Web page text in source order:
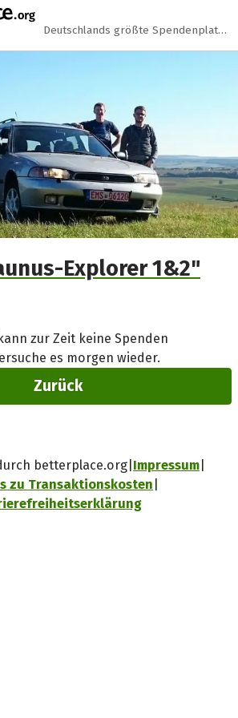
anzeigen
Deutschlands größte Spendenplattform
Explorer 1&2"
zur Zeit keine Spenden
es morgen wieder.
Zurück
betterplace.org Impressum
zu Transaktionskosten